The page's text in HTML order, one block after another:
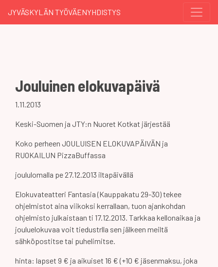
JYVÄSKYLÄN TYÖVÄENYHDISTYS
Jouluinen elokuvapäivä
1.11.2013
Keski-Suomen ja JTY:n Nuoret Kotkat järjestää
Koko perheen JOULUISEN ELOKUVAPÄIVÄN ja
RUOKAILUN PizzaBuffassa
joululomalla pe 27.12.2013 iltapäivällä
Elokuvateatteri Fantasia (Kauppakatu 29-30) tekee
ohjelmistot aina viikoksi kerrallaan, tuon ajankohdan
ohjelmisto julkaistaan ti 17.12.2013. Tarkkaa kellonaikaa ja
jouluelokuvaa voit tiedustrlla sen jälkeen meiltä
sähköpostitse tai puhelimitse.
hinta: lapset 9 € ja aikuiset 16 € (+10 € jäsenmaksu, joka